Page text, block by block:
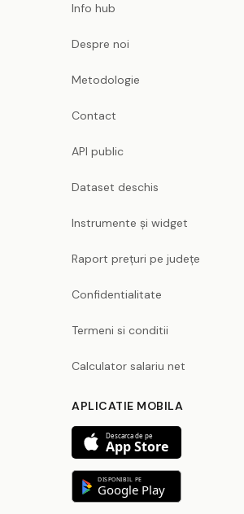
Info hub
Despre noi
Metodologie
Contact
API public
Dataset deschis
Instrumente și widget
Raport prețuri pe județe
Confidentialitate
Termeni si conditii
Calculator salariu net
APLICATIE MOBILA
Descarca de pe
App Store
DISPONIBIL PE
Google Play